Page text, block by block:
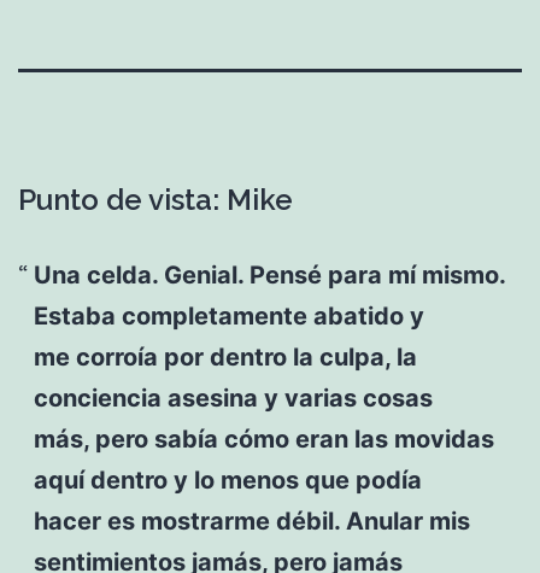
Punto de vista: Mike
Una celda. Genial. Pensé para mí mismo.
Estaba completamente abatido y
me corroía por dentro la culpa, la
conciencia asesina y varias cosas
más, pero sabía cómo eran las movidas
aquí dentro y lo menos que podía
hacer es mostrarme débil. Anular mis
sentimientos jamás, pero jamás